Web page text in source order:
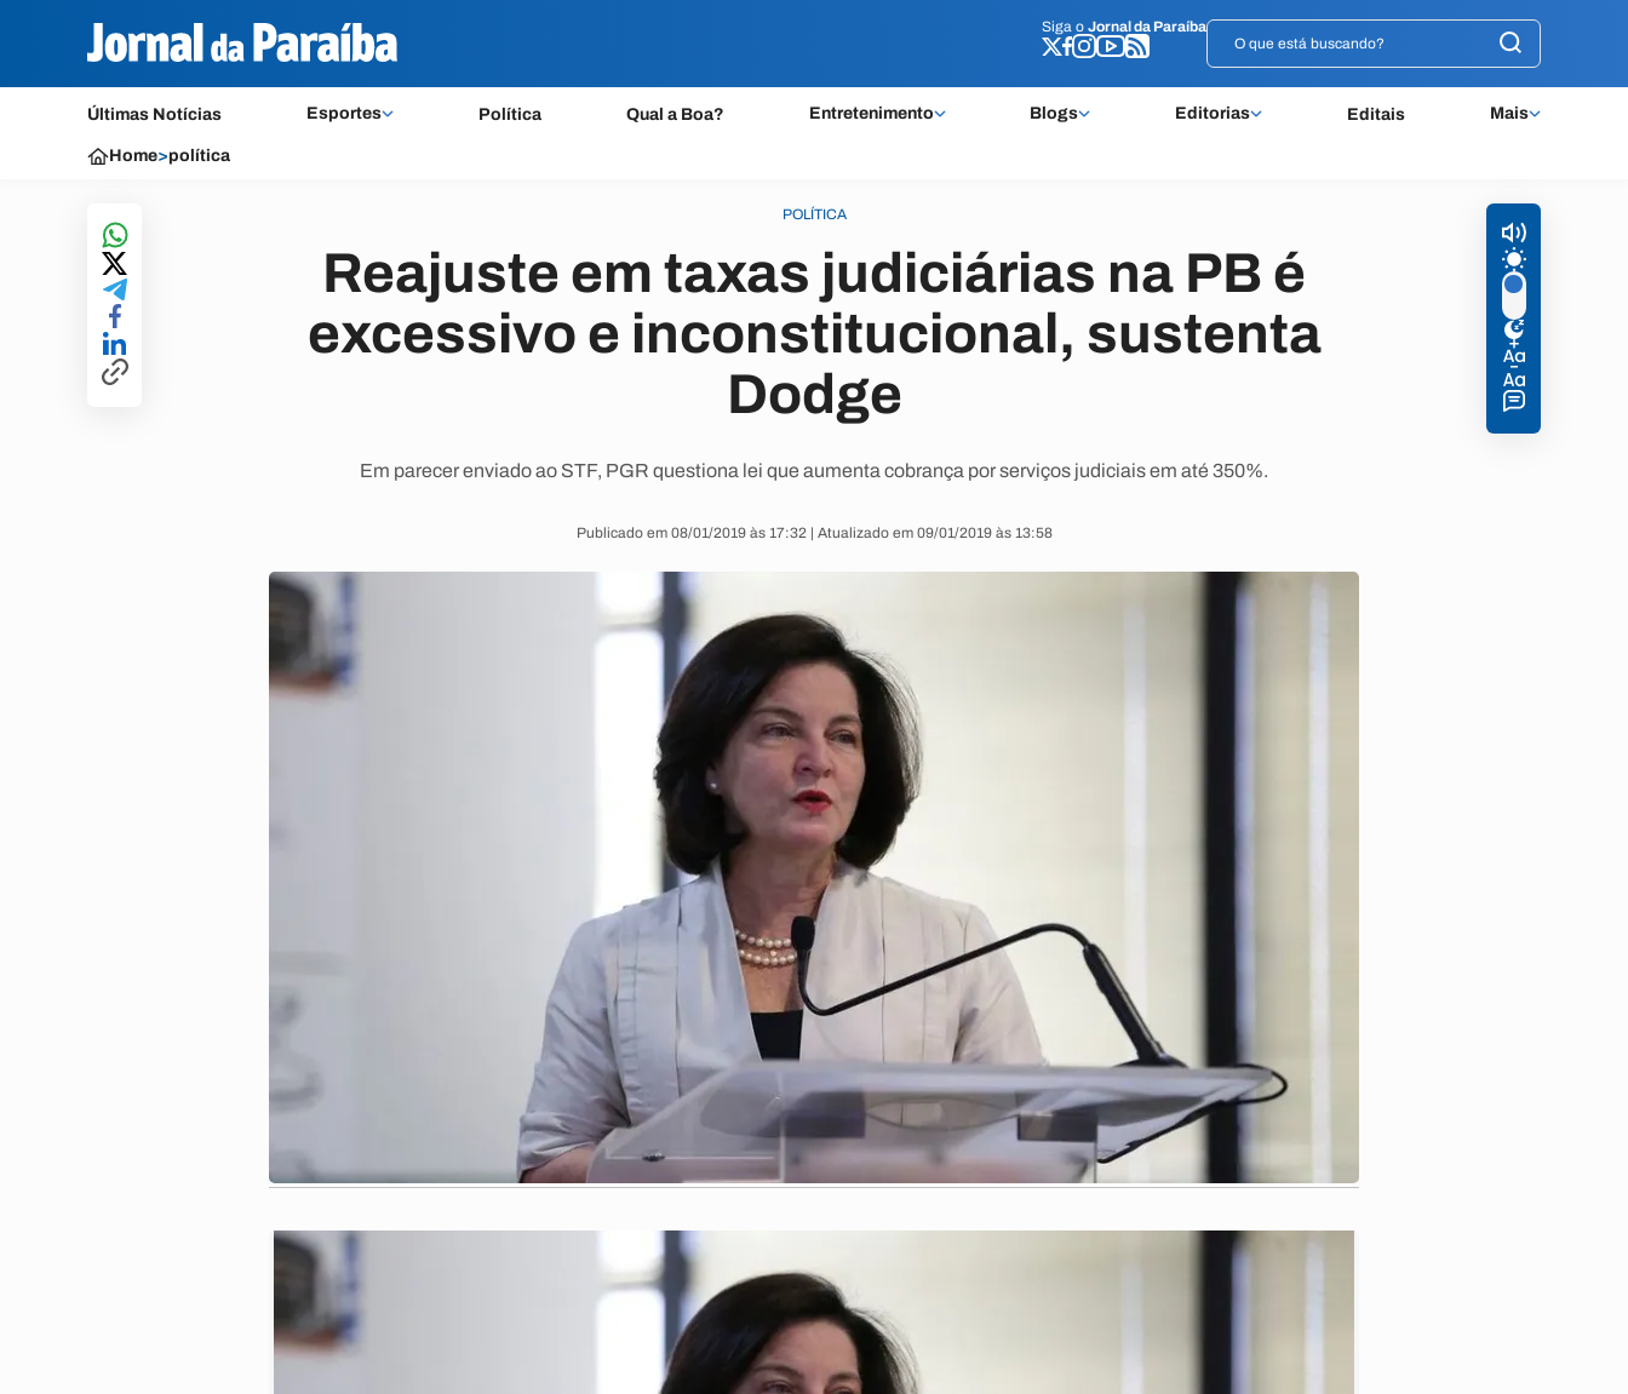
Siga o Jornal da Paraíba
Últimas Notícias Esportes Política Qual a Boa? Entretenimento Blogs Editorias Editais Mais
Siga o Jornal da Paraíba
Home>política
POLÍTICA
Reajuste em taxas judiciárias na PB é
excessivo e inconstitucional, sustenta
Dodge
Em parecer enviado ao STF, PGR questiona lei que aumenta cobrança por serviços judiciais em até 350%.
Publicado em 08/01/2019 às 17:32 | Atualizado em 09/01/2019 às 13:58